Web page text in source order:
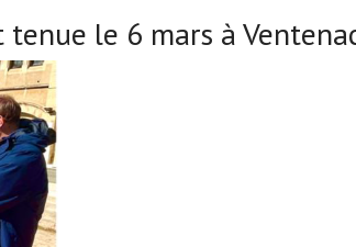
le 6 mars à